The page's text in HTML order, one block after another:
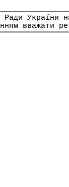
України
вважати